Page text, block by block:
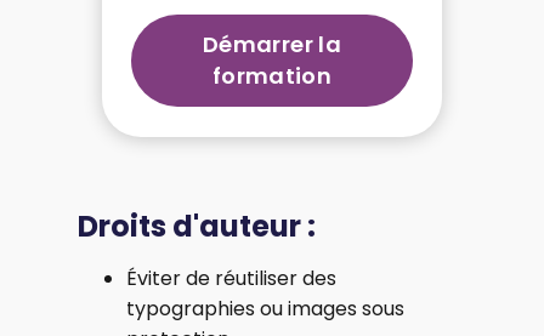
Démarrer la
formation
Droits d'auteur :
Éviter de réutiliser des
typographies ou images sous